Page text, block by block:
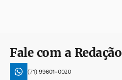
Fale com a Redação
(71) 99601-0020